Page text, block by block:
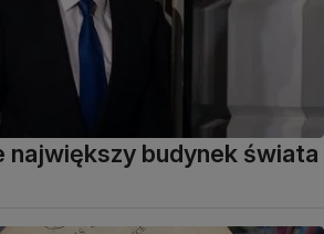
największy budynek świata